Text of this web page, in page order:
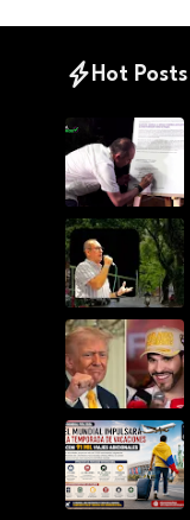
Hot Posts